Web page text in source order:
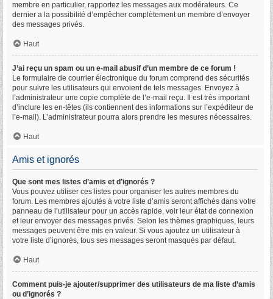
membre en particulier, rapportez les messages aux modérateurs. Ce
dernier a la possibilité d’empêcher complètement un membre d’envoyer
des messages privés.
Haut
J’ai reçu un spam ou un e-mail abusif d’un membre de ce forum !
Le formulaire de courrier électronique du forum comprend des sécurités
pour suivre les utilisateurs qui envoient de tels messages. Envoyez à
l’administrateur une copie complète de l’e-mail reçu. Il est très important
d’inclure les en-têtes (ils contiennent des informations sur l’expéditeur de
l’e-mail). L’administrateur pourra alors prendre les mesures nécessaires.
Haut
Amis et ignorés
Que sont mes listes d’amis et d’ignorés ?
Vous pouvez utiliser ces listes pour organiser les autres membres du
forum. Les membres ajoutés à votre liste d’amis seront affichés dans votre
panneau de l’utilisateur pour un accès rapide, voir leur état de connexion
et leur envoyer des messages privés. Selon les thèmes graphiques, leurs
messages peuvent être mis en valeur. Si vous ajoutez un utilisateur à
votre liste d’ignorés, tous ses messages seront masqués par défaut.
Haut
Comment puis-je ajouter/supprimer des utilisateurs de ma liste d’amis
ou d’ignorés ?